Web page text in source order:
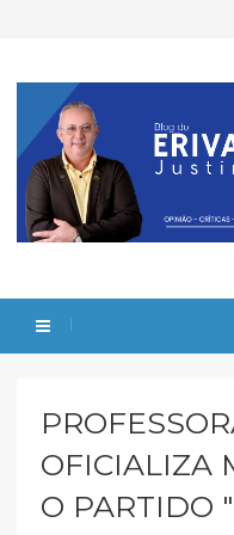
OFICIALIZA
O PARTIDO